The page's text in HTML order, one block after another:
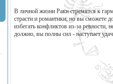
В личной жизни Раки стремятся к
страсти и романтики, но вы сможете
избегать конфликтов из-за ревности,
должно, вы полны сил - наступает